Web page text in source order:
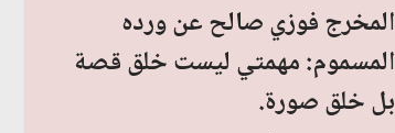
المخرج فوزي صالح عن ورده
المسموم: مهمتي ليست خلق قصة
بل خلق صورة.